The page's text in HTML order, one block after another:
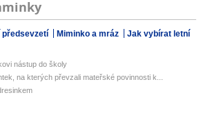
předsevzetí Miminko a mráz
Jak vybírat letní
nástup do školy
na kterých převzali mateřské povinnosti k...